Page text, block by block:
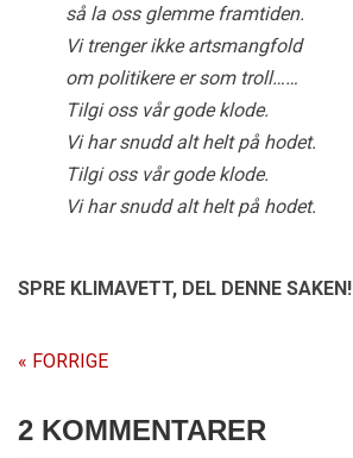
så la oss glemme framtiden.
Vi trenger ikke artsmangfold
om politikere er som troll……
Tilgi oss vår gode klode.
Vi har snudd alt helt på hodet.
Tilgi oss vår gode klode.
Vi har snudd alt helt på hodet.
SPRE KLIMAVETT, DEL DENNE SAKEN!
« FORRIGE
2 KOMMENTARER